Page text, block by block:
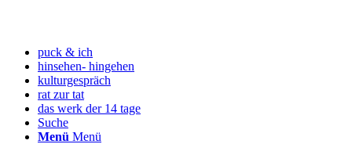
puck & ich
hinsehen- hingehen
kulturgespräch
rat zur tat
das werk der 14 tage
Suche
Menü Menü